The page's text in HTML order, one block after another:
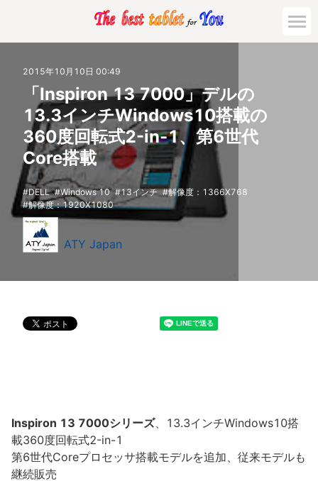
2015年10月10日 00:49
「Inspiron 13 7000」デルの
13.3インチWindows10搭載の
360度回転式2-in-1、第6世代
Core搭載
DELL Windows 10 13インチ
解像度：1366X768
解像度：1920X1080
ATY Japan
Inspiron 13 7000シリーズ、13.3インチWindows10搭
載360度回転式2-in-1
第6世代Coreプロセッサ搭載モデルを追加、従来モデルも
継続販売